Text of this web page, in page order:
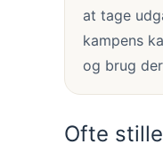
at tage
kampens
og brug
Ofte